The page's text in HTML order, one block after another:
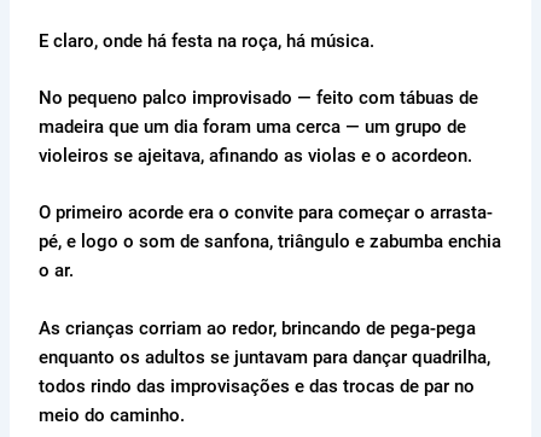
E claro, onde há festa na roça, há música.
No pequeno palco improvisado — feito com tábuas de
madeira que um dia foram uma cerca — um grupo de
violeiros se ajeitava, afinando as violas e o acordeon.
O primeiro acorde era o convite para começar o arrasta-
pé, e logo o som de sanfona, triângulo e zabumba enchia
o ar.
As crianças corriam ao redor, brincando de pega-pega
enquanto os adultos se juntavam para dançar quadrilha,
todos rindo das improvisações e das trocas de par no
meio do caminho.